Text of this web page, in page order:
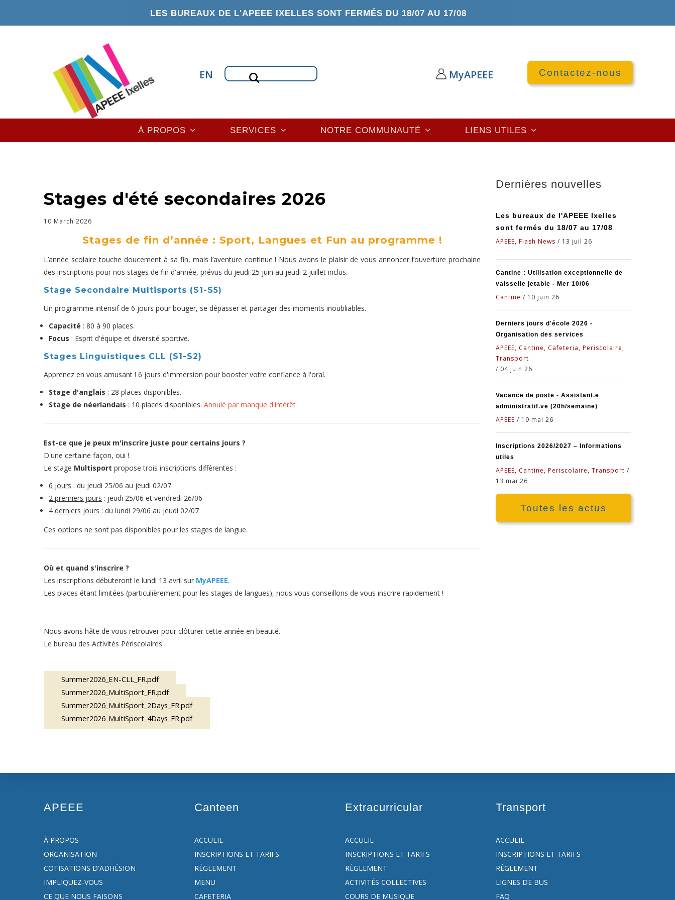
LES BUREAUX DE L'APEEE IXELLES SONT FERMÉS DU 18/07 AU 17/08
EN Rechercher MyAPEEE Contactez-nous
navigation
À PROPOS SERVICES NOTRE COMMUNAUTÉ LIENS UTILES
Stages d'été secondaires 2026
10 March 2026
Stages de fin d’année : Sport, Langues et Fun au programme !
L’année scolaire touche doucement à sa fin, mais l’aventure continue ! Nous avons le plaisir de vous annoncer l’ouverture prochaine
des inscriptions pour nos stages de fin d'année, prévus du jeudi 25 juin au jeudi 2 juillet inclus.
Stage Secondaire Multisports (S1-S5)
Un programme intensif de 6 jours pour bouger, se dépasser et partager des moments inoubliables.
Capacité : 80 à 90 places.
Focus : Esprit d'équipe et diversité sportive.
Stages Linguistiques CLL (S1-S2)
Apprenez en vous amusant ! 6 jours d'immersion pour booster votre confiance à l'oral.
Stage d'anglais : 28 places disponibles.
Stage de néerlandais: 10 places disponibles. Annulé par manque d'intérêt
Est-ce que je peux m'inscrire juste pour certains jours ?
D'une certaine façon, oui !
Le stage Multisport propose trois inscriptions différentes :
6 jours : du jeudi 25/06 au jeudi 02/07
2 premiers jours : jeudi 25/06 et vendredi 26/06
4 derniers jours : du lundi 29/06 au jeudi 02/07
Ces options ne sont pas disponibles pour les stages de langue.
Où et quand s'inscrire ?
Les inscriptions débuteront le lundi 13 avril sur MyAPEEE.
Les places étant limitées (particulièrement pour les stages de langues), nous vous conseillons de vous inscrire rapidement !
Nous avons hâte de vous retrouver pour clôturer cette année en beauté.
Le bureau des Activités Périscolaires
Summer2026_EN-CLL_FR.pdf
Summer2026_MultiSport_FR.pdf
Summer2026_MultiSport_2Days_FR.pdf
Summer2026_MultiSport_4Days_FR.pdf
Dernières nouvelles
Les bureaux de l'APEEE Ixelles
sont fermés du 18/07 au 17/08
APEEE, Flash News / 13 juil 26
Cantine : Utilisation exceptionnelle de
vaisselle jetable - Mer 10/06
Cantine / 10 juin 26
Derniers jours d'école 2026 -
Organisation des services
APEEE, Cantine, Cafeteria, Periscolaire,
Transport
/ 04 juin 26
Vacance de poste - Assistant.e
administratif.ve (20h/semaine)
APEEE / 19 mai 26
Inscriptions 2026/2027 – Informations
utiles
APEEE, Cantine, Periscolaire, Transport /
13 mai 26
Toutes les actus
APEEE
À PROPOS
ORGANISATION
COTISATIONS D'ADHÉSION
IMPLIQUEZ-VOUS
CE QUE NOUS FAISONS
Canteen
ACCUEIL
INSCRIPTIONS ET TARIFS
RÈGLEMENT
MENU
CAFETERIA
Extracurricular
ACCUEIL
INSCRIPTIONS ET TARIFS
RÈGLEMENT
ACTIVITÉS COLLECTIVES
COURS DE MUSIQUE
Transport
ACCUEIL
INSCRIPTIONS ET TARIFS
RÈGLEMENT
LIGNES DE BUS
FAQ